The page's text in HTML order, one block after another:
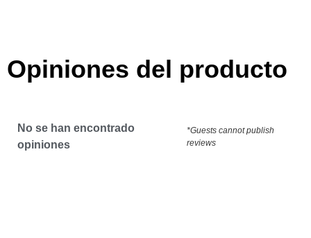
Opiniones del producto
No se han encontrado
opiniones
*Guests cannot publish
reviews